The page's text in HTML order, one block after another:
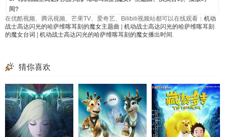
间?
在优酷视频、腾讯视频、芒果TV、爱奇艺、Bilibili视频站都可以在线观看： 机动
战士高达闪光的哈萨维喀耳刻的魔女主题曲
机动战士高达闪光的哈萨维喀耳刻
的魔女台词
机动战士高达闪光的哈萨维喀耳刻的魔女播出时间 .
猜你喜欢